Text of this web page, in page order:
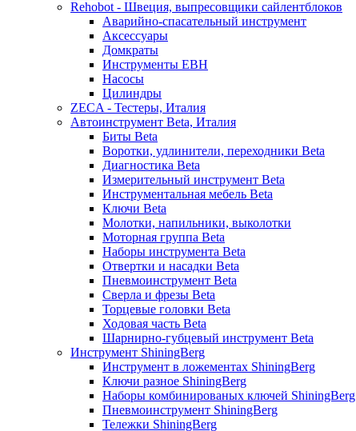
Rehobot - Швеция, выпресовщики сайлентблоков
Аварийно-спасательный инструмент
Аксессуары
Домкраты
Инструменты EBH
Насосы
Цилиндры
ZECA - Тестеры, Италия
Автоинструмент Beta, Италия
Биты Beta
Воротки, удлинители, переходники Beta
Диагностика Beta
Измерительный инструмент Beta
Инструментальная мебель Beta
Ключи Beta
Молотки, напильники, выколотки
Моторная группа Beta
Наборы инструмента Beta
Отвертки и насадки Beta
Пневмоинструмент Beta
Сверла и фрезы Beta
Торцевые головки Beta
Ходовая часть Beta
Шарнирно-губцевый инструмент Beta
Инструмент ShiningBerg
Инструмент в ложементах ShiningBerg
Ключи разное ShiningBerg
Наборы комбинированых ключей ShiningBerg
Пневмоинструмент ShiningBerg
Тележки ShiningBerg